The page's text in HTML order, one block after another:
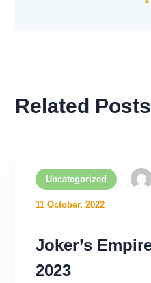
Related Posts
Uncategorized
11 October, 2022
Joker’s
2023